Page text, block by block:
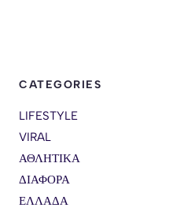
CATEGORIES
LIFESTYLE
VIRAL
ΑΘΛΗΤΙΚΑ
ΔΙΑΦΟΡΑ
ΕΛΛΑΔΑ